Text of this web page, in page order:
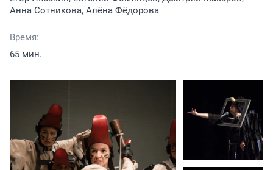
Анна Сотникова, Алёна Фёдорова
Время:
65 мин.